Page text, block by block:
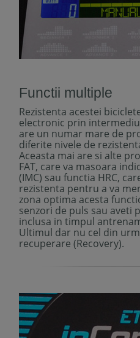
Functii multiple
Rezistenta acestei
electronic prin
are un numar mare de
diferite nivele de
Aceasta mai are si alte
FAT, care va masoara
(IMC) sau functia HRC,
rezistenta pentru a va
zona optima acesta
senzori de puls sau aveti
inclusa in timpul
Ultimul dar nu cel din
recuperare (Recovery).